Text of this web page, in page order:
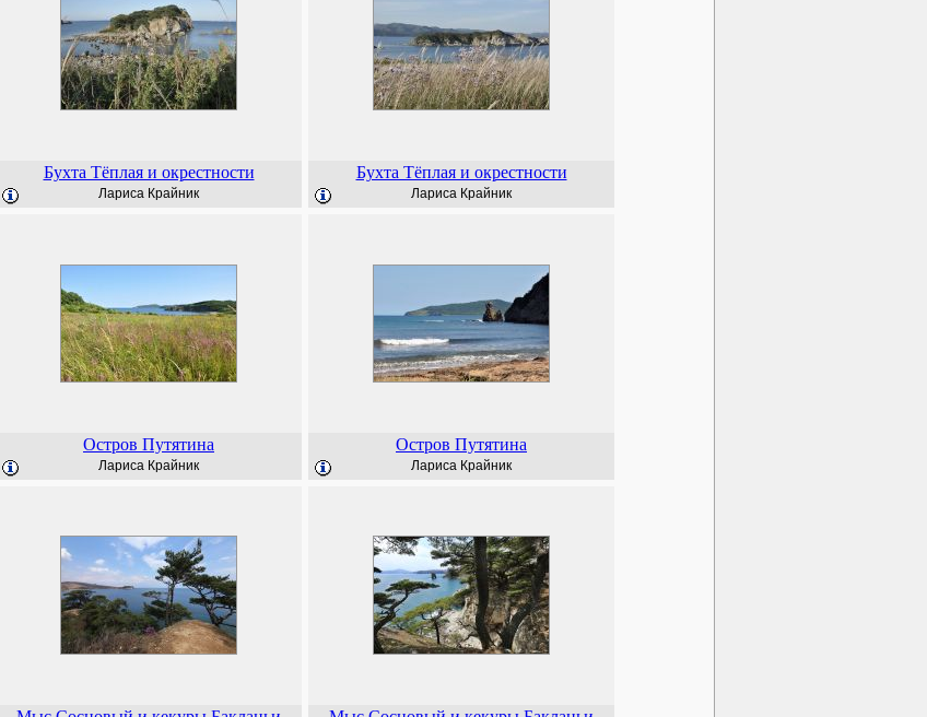
Бухта Тёплая и окрестности
Лариса Крайник
Бухта Тёплая и окрестности
Лариса Крайник
Остров Путятина
Лариса Крайник
Остров Путятина
Лариса Крайник